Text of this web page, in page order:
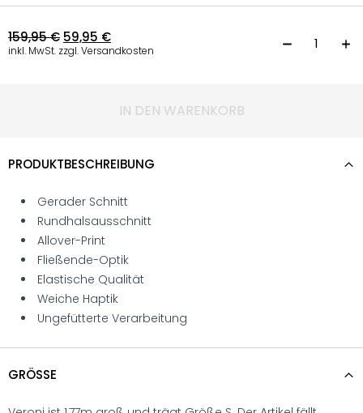
159,95€ 59,95 €
inkl. MwSt. zzgl. Versandkosten
IN DEN WARENKORB
PRODUKTBESCHREIBUNG
Gerader Schnitt
Rundhalsausschnitt
Allover-Print
Fließende-Optik
Elastische Qualität
Weiche Haptik
Ungefütterte Verarbeitung
GRÖSSE